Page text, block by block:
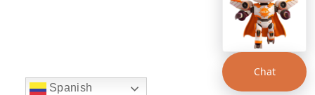
Spanish
Chat